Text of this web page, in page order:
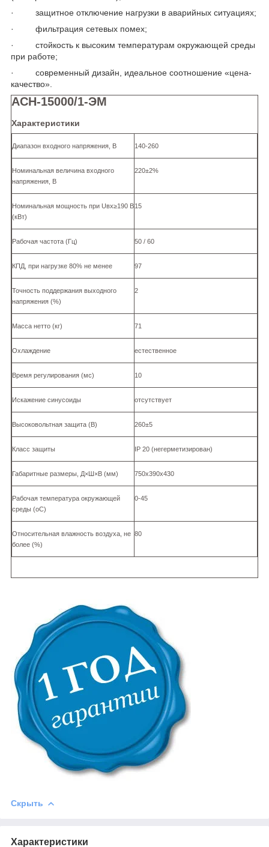
· защитное отключение нагрузки в аварийных ситуациях;
· фильтрация сетевых помех;
· стойкость к высоким температурам окружающей среды
при работе;
· современный дизайн, идеальное соотношение «цена-
качество».
ACH-15000/1-ЭМ
Характеристики
Диапазон входного напряжения, В 140-260
Номинальная величина входного
напряжения, В
220±2%
Номинальная мощность при Uвх≥190 В
(кВт)
15
Рабочая частота (Гц) 50 / 60
КПД, при нагрузке 80% не менее 97
Точность поддержания выходного
напряжения (%)
2
Масса нетто (кг) 71
Охлаждение естественное
Время регулирования (мс) 10
Искажение синусоиды отсутствует
Высоковольтная защита (В) 260±5
Класс защиты IP 20 (негерметизирован)
Габаритные размеры, Д×Ш×В (мм) 750х390х430
Рабочая температура окружающей
среды (оС)
0-45
Относительная влажность воздуха, не
более (%)
80
Скрыть
Характеристики